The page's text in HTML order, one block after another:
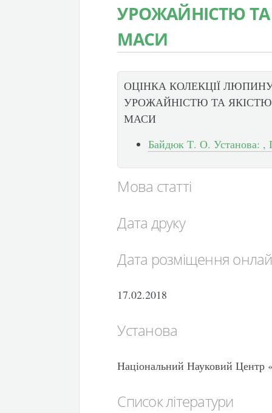
УРОЖАЙНІСТЮ ТА
МАСИ
ОЦІНКА КОЛЕКЦІЇ
УРОЖАЙНІСТЮ ТА ЯКІСТЮ
МАСИ
Байдюк Т. О. Установа: ,
Мова статті
Дата друку
Дата розміщення
17.02.2018
Установа
Національний Науковий Центр
Список літератури